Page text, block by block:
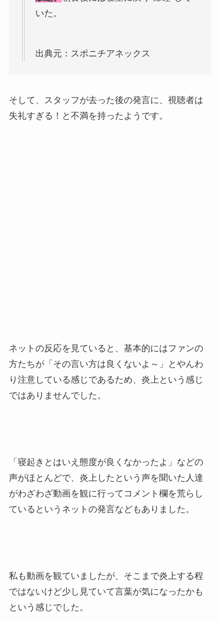
いた。
出典元：スポニチアネックス
そして、スタッフが去った後の発言に、視聴者は
失礼すぎる！と不満を持ったようです。
ネットの反応を見ていると、基本的にはファンの
方たちが「その言い方は良くないよ～」とやんわ
り注意している感じであるため、炎上という感じ
ではありませんでした。
「寝起きとはいえ態度が良くなかったよ」などの
声がほとんどで、炎上したという声を聞いた人達
がわざわざ動画を観に行ってコメント欄を荒らし
ているというネットの発言などもありました。
私も動画を観ていましたが、そこまで炎上する程
ではないけど少し見ていて言葉が気になったかも
という感じでした。